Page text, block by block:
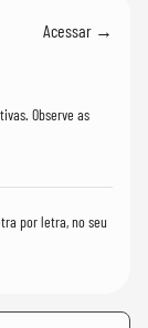
Acessar →
Observe as
por letra, no seu